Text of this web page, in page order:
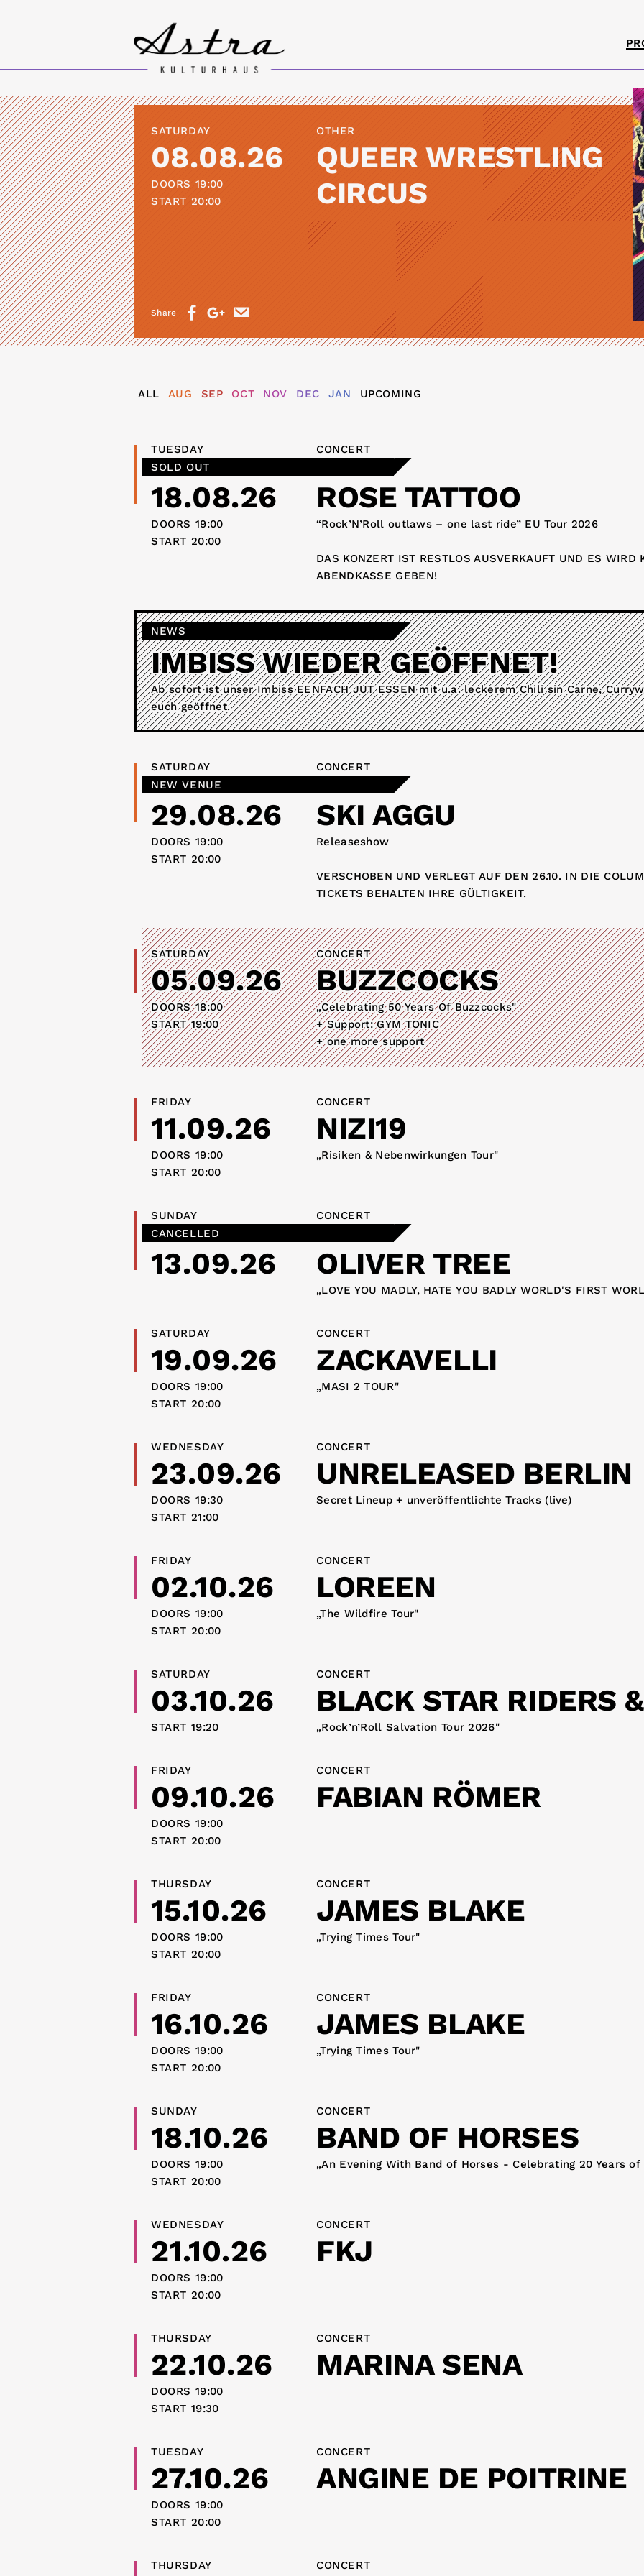
SATURDAY
08.08.26
DOORS 19:00
START 20:00
OTHER
QUEER WRESTLING
CIRCUS
Share
ALL AUG SEP OCT NOV DEC JAN UPCOMING
SOLD OUT
TUESDAY
18.08.26
DOORS 19:00
START 20:00
CONCERT
ROSE TATTOO
“Rock’N’Roll outlaws – one last ride” EU Tour 2026
DAS KONZERT IST RESTLOS AUSVERKAUFT UND ES WIRD
ABENDKASSE GEBEN!
NEWS
IMBISS WIEDER GEÖFFNET!
Ab sofort ist unser Imbiss EENFACH JUT ESSEN mit u.a. leckerem Chili sin Carne,
euch geöffnet.
NEW VENUE
SATURDAY
29.08.26
DOORS 19:00
START 20:00
CONCERT
SKI AGGU
Releaseshow
VERSCHOBEN UND VERLEGT AUF DEN 26.10. IN DIE
TICKETS BEHALTEN IHRE GÜLTIGKEIT.
SATURDAY
05.09.26
DOORS 18:00
START 19:00
CONCERT
BUZZCOCKS
„Celebrating 50 Years Of Buzzcocks"
+ Support: GYM TONIC
+ one more support
FRIDAY
11.09.26
DOORS 19:00
START 20:00
CONCERT
NIZI19
„Risiken & Nebenwirkungen Tour"
CANCELLED
SUNDAY
13.09.26
CONCERT
OLIVER TREE
„LOVE YOU MADLY, HATE YOU BADLY WORLD'S FIRST
SATURDAY
19.09.26
DOORS 19:00
START 20:00
CONCERT
ZACKAVELLI
„MASI 2 TOUR"
WEDNESDAY
23.09.26
DOORS 19:30
START 21:00
CONCERT
UNRELEASED BERLIN
Secret Lineup + unveröffentlichte Tracks (live)
FRIDAY
02.10.26
DOORS 19:00
START 20:00
CONCERT
LOREEN
„The Wildfire Tour"
SATURDAY
03.10.26
START 19:20
CONCERT
BLACK STAR RIDERS
„Rock’n’Roll Salvation Tour 2026"
FRIDAY
09.10.26
DOORS 19:00
START 20:00
CONCERT
FABIAN RÖMER
THURSDAY
15.10.26
DOORS 19:00
START 20:00
CONCERT
JAMES BLAKE
„Trying Times Tour"
FRIDAY
16.10.26
DOORS 19:00
START 20:00
CONCERT
JAMES BLAKE
„Trying Times Tour"
SUNDAY
18.10.26
DOORS 19:00
START 20:00
CONCERT
BAND OF HORSES
„An Evening With Band of Horses - Celebrating 20 Years
WEDNESDAY
21.10.26
DOORS 19:00
START 20:00
CONCERT
FKJ
THURSDAY
22.10.26
DOORS 19:00
START 19:30
CONCERT
MARINA SENA
TUESDAY
27.10.26
DOORS 19:00
START 20:00
CONCERT
ANGINE DE POITRINE
THURSDAY CONCERT